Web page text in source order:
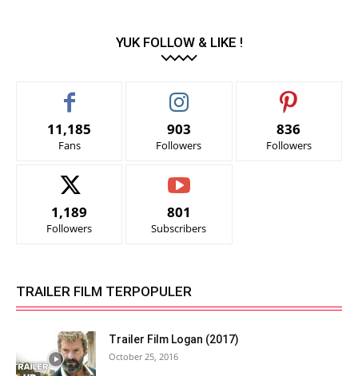
YUK FOLLOW & LIKE !
11,185
Fans
903
Followers
836
Followers
1,189
Followers
801
Subscribers
TRAILER FILM TERPOPULER
Trailer Film Logan (2017)
October 25, 2016